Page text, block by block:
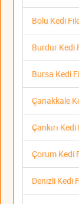
Bolu Kedi
Burdur Kedi
Bursa Kedi
Çanakkale
Çankırı
Çorum Kedi
Denizli Kedi